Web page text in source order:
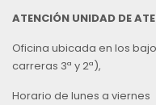
ATENCIÓN UNIDAD DE
Oficina ubicada en los
carreras 3ª y 2ª),
Horario de lunes a viernes